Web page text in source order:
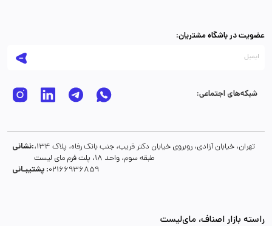
عضویت در باشگاه مشتریان:
شبکه‌های اجتماعی:
نشانی:تهران، خیابان آزادی، روبروی خیابان دکتر قریب، جنب بانک رفاه، پلاک 134،
طبقه سوم، واحد 18، پلت فرم مای لیست
پشتیبـانی :02166936859
راسته بازار اصناف، مای‌لیست